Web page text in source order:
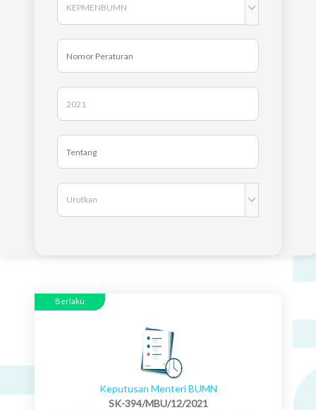
Berlaku
Keputusan Menteri BUMN
SK-394/MBU/12/2021